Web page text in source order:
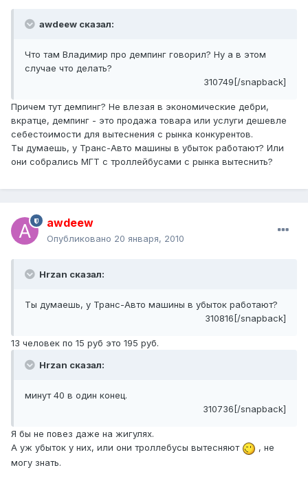
awdeew сказал:
Что там Владимир про демпинг говорил? Ну а в этом
случае что делать?
310749[/snapback]
Причем тут демпинг? Не влезая в экономические дебри,
вкратце, демпинг - это продажа товара или услуги дешевле
себестоимости для вытеснения с рынка конкурентов.
Ты думаешь, у Транс-Авто машины в убыток работают? Или
они собрались МГТ с троллейбусами с рынка вытеснить?
awdeew
Опубликовано 20 января, 2010
Hrzan сказал:
Ты думаешь, у Транс-Авто машины в убыток работают?
310816[/snapback]
13 человек по 15 руб это 195 руб.
Hrzan сказал:
минут 40 в один конец.
310736[/snapback]
Я бы не повез даже на жигулях.
А уж убыток у них, или они троллебусы вытесняют
, не
могу знать.